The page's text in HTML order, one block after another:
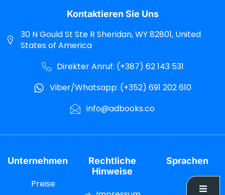
Kontaktieren Sie Uns
30 N Gould St Ste R Sheridan, WY 82801, United
States of America
Direkter Anruf: (+387) 62 143 531
Viber/Whatsapp: (+352) 691 202 610
info@adbooks.co
Unternehmen
Preise
Rechtliche
Hinweise
Sprachen